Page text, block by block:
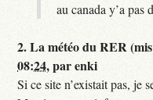
au canada y’a
2.La météo du RER
08:24,parenki
Si ce site n’existait pas, je